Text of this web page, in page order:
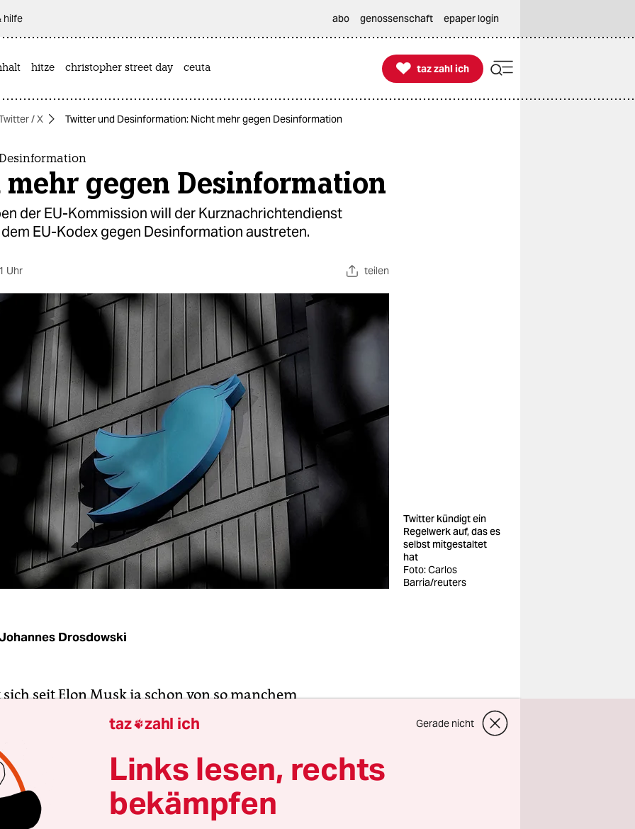
hilfe abo genossenschaft epaper login
hitze christopher street day ceuta 
taz zahl ich
taz zahl ich
/ X Twitter und Desinformation: Nicht mehr gegen Desinformation
gegen Desinformation
der EU-Kommission will der Kurznachrichtendienst
EU-Kodex gegen Desinformation austreten.
Uhr teilen
Twitter kündigt ein
Regelwerk auf, das es
selbst mitgestaltet
hat
Foto: Carlos
Barria/reuters
Drosdowski
seit Elon Musk ja schon von so manchem
verabschiedet, kürzlich erst durch die freundliche
für
Floridas rechtspopulistischen Gouverneur Ron ­
Präsidentschaftskandidat der Re­pu­bli­ka­ne­r*in­nen. Der
war also beinahe absehbar: Das Unternehmen will laut
EU-Kommission aus dem freiwilligen EU-
zur Bekämpfung von Desinformation austreten.
taz zahl ich Gerade nicht
Links lesen, rechts
bekämpfen